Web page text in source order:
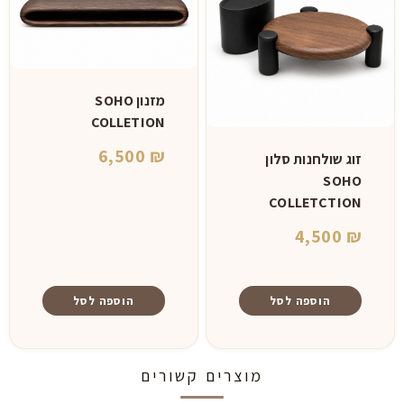
זוג שולחנות סלון
SOHO
COLLETCTION
4,500 ₪
הוספה לסל
מזנון SOHO
COLLETION
6,500 ₪
הוספה לסל
מוצרים קשורים